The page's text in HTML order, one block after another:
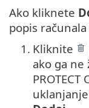
Ako kliknete
popis
1. Kliknite
ako ga ne